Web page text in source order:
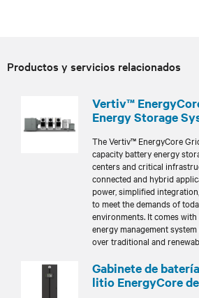
Productos y servicios relacionados
Vertiv™
Energy Storage
The Vertiv™ EnergyCore
capacity battery energy
centers and critical
connected and hybrid
power, simplified
to meet the demands of
environments. It comes
energy management
over traditional and
Gabinete de
litio EnergyCore